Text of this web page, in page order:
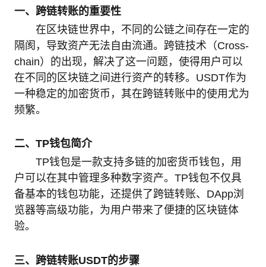
一、跨链转账的重要性
在区块链世界中，不同的公链之间存在一定的
隔阂，导致资产无法自由流通。跨链技术（Cross-
chain）的出现，解决了这一问题，使得用户可以
在不同的区块链之间进行资产的转移。USDT作为
一种稳定的加密货币，其在跨链转账中的使用尤为
频繁。
二、TP钱包简介
TP钱包是一款支持多链的加密货币钱包，用
户可以在其中管理多种数字资产。TP钱包不仅具
备基本的钱包功能，还提供了跨链转账、DApp浏
览器等高级功能，为用户带来了便捷的区块链体
验。
三、跨链转账USDT的步骤